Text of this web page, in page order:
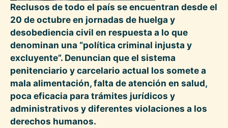
Reclusos de todo el país se encuentran desde el
20 de octubre en jornadas de huelga y
desobediencia civil en respuesta a lo que
denominan una “política criminal injusta y
excluyente”. Denuncian que el sistema
penitenciario y carcelario actual los somete a
mala alimentación, falta de atención en salud,
poca eficacia para trámites jurídicos y
administrativos y diferentes violaciones a los
derechos humanos.